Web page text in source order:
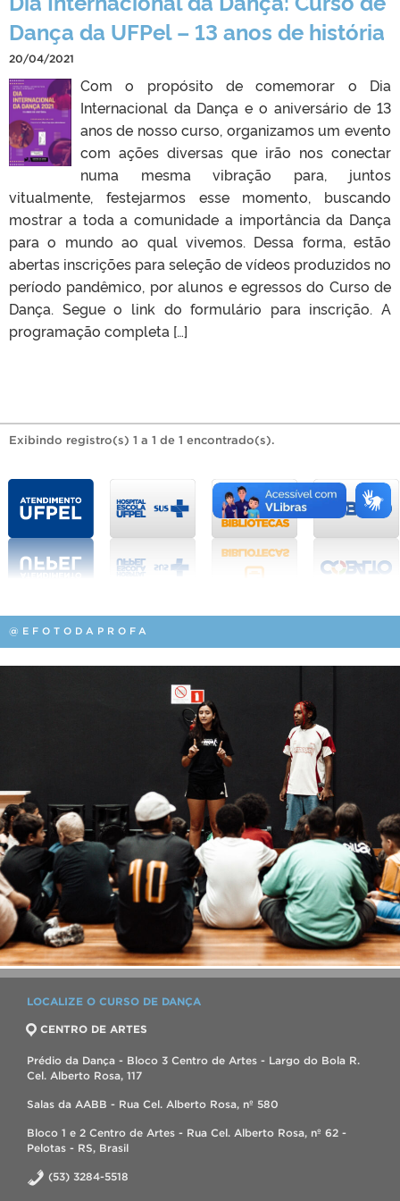
Dança da UFPel – 13 anos de história
20/04/2021
Com o propósito de comemorar o Dia
Internacional da Dança e o aniversário de 13
anos de nosso curso, organizamos um evento
com ações diversas que irão nos conectar
numa mesma vibração para, juntos
vitualmente, festejarmos esse momento, buscando
mostrar a toda a comunidade a importância da Dança
para o mundo ao qual vivemos. Dessa forma, estão
abertas inscrições para seleção de vídeos produzidos no
período pandêmico, por alunos e egressos do Curso de
Dança. Segue o link do formulário para inscrição. A
programação completa […]
Exibindo registro(s) 1 a 1 de 1 encontrado(s).
@EFOTODAPROFA
LOCALIZE O CURSO DE DANÇA
CENTRO DE ARTES
Prédio da Dança - Bloco 3 Centro de Artes - Largo do Bola R.
Cel. Alberto Rosa, 117
Salas da AABB - Rua Cel. Alberto Rosa, nº 580
Bloco 1 e 2 Centro de Artes - Rua Cel. Alberto Rosa, nº 62 -
Pelotas - RS, Brasil
(53) 3284-5518